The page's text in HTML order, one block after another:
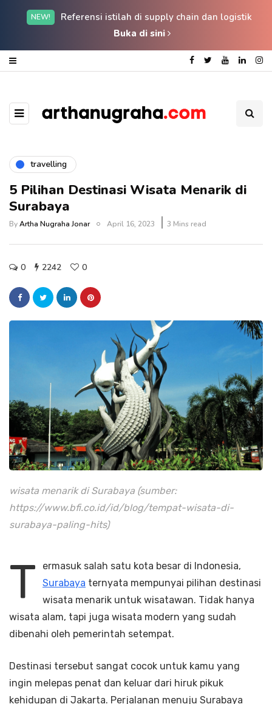
NEW!
Referensi istilah di supply chain dan logistik
Buka di sini
travelling
5 Pilihan Destinasi Wisata Menarik di
Surabaya
ByArtha Nugraha Jonar April 16, 2023 3 Mins read
0 2242 0
wisata menarik di Surabaya (sumber:
https://www.bfi.co.id/id/blog/tempat-wisata-di-
surabaya-paling-hits)
T
ermasuk salah satu kota besar di Indonesia,
Surabaya ternyata mempunyai pilihan destinasi
wisata menarik untuk wisatawan. Tidak hanya
wisata alam, tapi juga wisata modern yang sudah
dibenahi oleh pemerintah setempat.
Destinasi tersebut sangat cocok untuk kamu yang
ingin melepas penat dan keluar dari hiruk pikuk
kehidupan di Jakarta. Perjalanan menuju Surabaya